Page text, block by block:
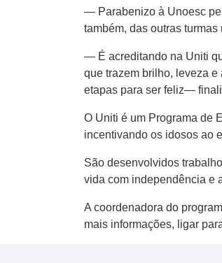
— Parabenizo à Unoesc
também, das outras
— É acreditando na Uniti
que trazem brilho, leveza
etapas para ser feliz—
O Uniti é um Programa de
incentivando os idosos ao
São desenvolvidos
vida com independência e
A coordenadora do
mais informações, ligar